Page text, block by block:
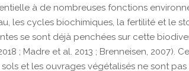
à de nombreuses fonctions
les cycles biochimiques, la fertilité et le
se sont déjà penchées sur cette
; Madre et al. 2013 ; Brenneisen, 2007).
et les ouvrages végétalisés ne sont